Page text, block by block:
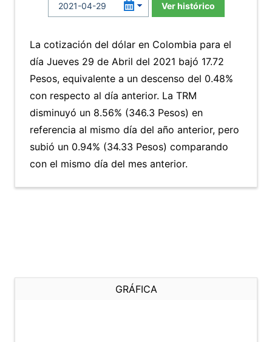
Ver histórico
La cotización del dólar en Colombia para el
día Jueves 29 de Abril del 2021 bajó 17.72
Pesos, equivalente a un descenso del 0.48%
con respecto al día anterior. La TRM
disminuyó un 8.56% (346.3 Pesos) en
referencia al mismo día del año anterior, pero
subió un 0.94% (34.33 Pesos) comparando
con el mismo día del mes anterior.
GRÁFICA